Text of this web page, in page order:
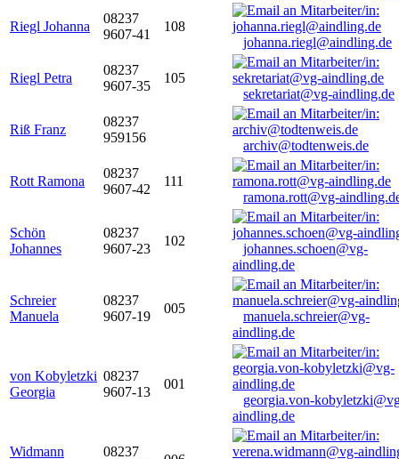
Riegl Johanna
08237
9607-41
108
johanna.riegl@aindling.de
Riegl Petra
08237
9607-35
105
sekretariat@vg-aindling.de
Riß Franz
08237
959156
archiv@todtenweis.de
Rott Ramona
08237
9607-42
111
ramona.rott@vg-
Schön
Johannes
08237
9607-23
102
johannes.schoen@vg-
aindling.de
Schreier
Manuela
08237
9607-19
005
manuela.schreier@vg-
aindling.de
von Kobyletzki
Georgia
08237
9607-13
001
georgia.von-
aindling.de
Widmann
08237